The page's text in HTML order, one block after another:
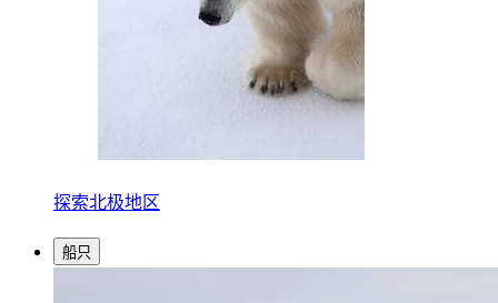
探索北极地区
船只